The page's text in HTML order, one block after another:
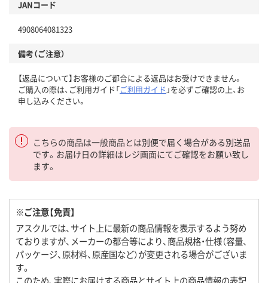
JANコード
4908064081323
備考（ご注意）
【返品について】お客様のご都合による返品はお受けできません。
ご購入の際は、ご利用ガイド「ご利用ガイド 」を必ずご確認の上、お
申し込みください。
こちらの商品は一般商品とは別便で届く場合がある別送品
です。お届け日の詳細はレジ画面にてご確認をお願い致し
ます。
※ご注意【免責】
アスクルでは、サイト上に最新の商品情報を表示するよう努め
ておりますが、メーカーの都合等により、商品規格・仕様（容量、
パッケージ、原材料、原産国など）が変更される場合がございま
す。
このため、実際にお届けする商品とサイト上の商品情報の表記